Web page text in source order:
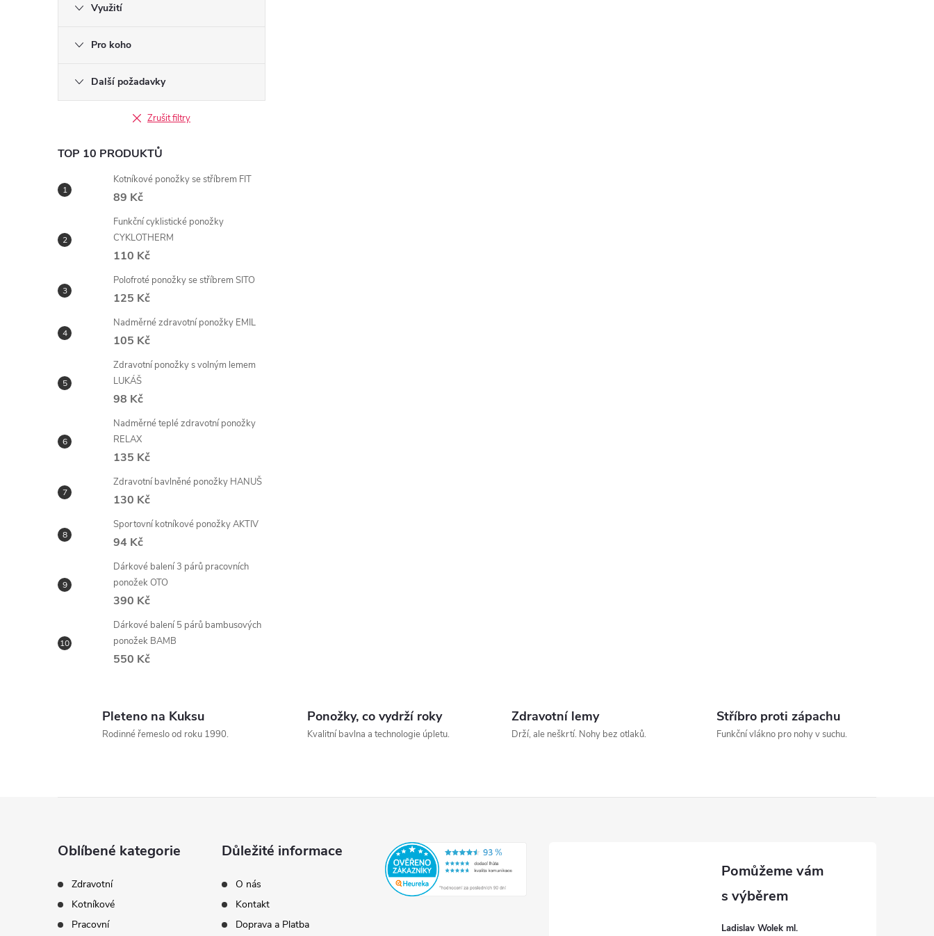
Využití
Pro koho
Další požadavky
Zrušit filtry
TOP 10 PRODUKTŮ
Kotníkové ponožky se stříbrem FIT
89 Kč
Funkční cyklistické ponožky
CYKLOTHERM
110 Kč
Polofroté ponožky se stříbrem SITO
125 Kč
Nadměrné zdravotní ponožky EMIL
105 Kč
Zdravotní ponožky s volným lemem
LUKÁŠ
98 Kč
Nadměrné teplé zdravotní ponožky
RELAX
135 Kč
Zdravotní bavlněné ponožky HANUŠ
130 Kč
Sportovní kotníkové ponožky AKTIV
94 Kč
Dárkové balení 3 párů pracovních
ponožek OTO
390 Kč
Dárkové balení 5 párů bambusových
ponožek BAMB
550 Kč
Pleteno na Kuksu
Rodinné řemeslo od roku 1990.
Ponožky, co vydrží roky
Kvalitní bavlna a technologie úpletu.
Zdravotní lemy
Drží, ale neškrtí. Nohy bez otlaků.
Stříbro proti zápachu
Funkční vlákno pro nohy v suchu.
Oblíbené kategorie
Zdravotní
Kotníkové
Pracovní
Důležité informace
O nás
Kontakt
Doprava a Platba
Ladislav Wolek ml.